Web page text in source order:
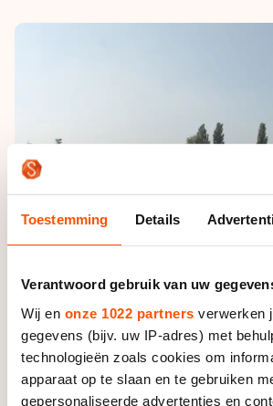
Toestemming Details
Verantwoord gebruik van uw
Wij en onze 1022 partners verwerken
gegevens (bijv. uw IP-adres) met
technologieën zoals cookies om
apparaat op te slaan en te gebruiken
gepersonaliseerde advertenties en
Schoonrijden
Inlineskaten
Waar kan ik schaatsen en skaten?
Evenementen
Tickets
Livestreams
Olympische Spelen
Olympische Spelen
Medaille overzicht
Medaillespiegel
Van Jong tot Goud verhalen